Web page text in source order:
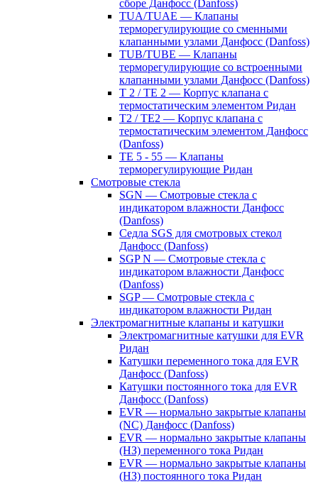
сборе Данфосс (Danfoss)
TUA/TUAE — Клапаны
терморегулирующие со сменными
клапанными узлами Данфосс (Danfoss)
TUB/TUBE — Клапаны
терморегулирующие со встроенными
клапанными узлами Данфосс (Danfoss)
T 2 / TE 2 — Корпус клапана с
термостатическим элементом Ридан
T2 / TE2 — Корпус клапана с
термостатическим элементом Данфосс
(Danfoss)
TE 5 - 55 — Клапаны
терморегулирующие Ридан
Смотровые стекла
SGN — Смотровые стекла с
индикатором влажности Данфосс
(Danfoss)
Седла SGS для смотровых стекол
Данфосс (Danfoss)
SGP N — Смотровые стекла с
индикатором влажности Данфосс
(Danfoss)
SGP — Смотровые стекла с
индикатором влажности Ридан
Электромагнитные клапаны и катушки
Электромагнитные катушки для EVR
Ридан
Катушки переменного тока для EVR
Данфосс (Danfoss)
Катушки постоянного тока для EVR
Данфосс (Danfoss)
EVR — нормально закрытые клапаны
(NC) Данфосс (Danfoss)
EVR — нормально закрытые клапаны
(НЗ) переменного тока Ридан
EVR — нормально закрытые клапаны
(НЗ) постоянного тока Ридан